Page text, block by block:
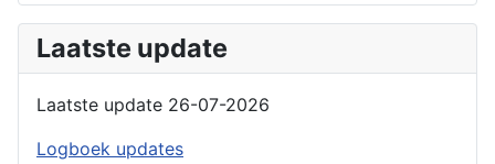
Laatste update
Laatste update 26-07-2026
Logboek updates